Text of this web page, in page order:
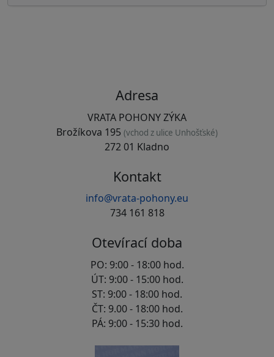
Adresa
VRATA POHONY ZÝKA
Brožíkova 195 (vchod z ulice Unhošťské)
272 01 Kladno
Kontakt
info@vrata-pohony.eu
734 161 818
Otevírací doba
PO: 9:00 - 18:00 hod.
ÚT: 9:00 - 15:00 hod.
ST: 9:00 - 18:00 hod.
ČT: 9.00 - 18:00 hod.
PÁ: 9:00 - 15:30 hod.